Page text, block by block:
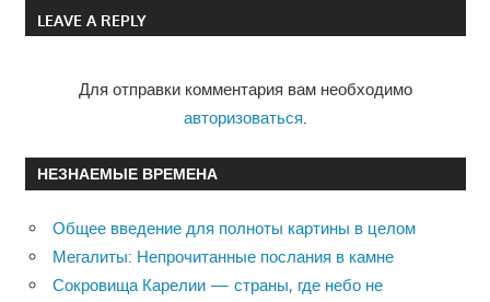
по
LEAVE A REPLY
Для отправки комментария вам необходимо
авторизоваться.
НЕЗНАЕМЫЕ ВРЕМЕНА
Общее введение для полноты картины в целом
Мегалиты: Непрочитанные послания в камне
Сокровища Карелии — страны, где небо не